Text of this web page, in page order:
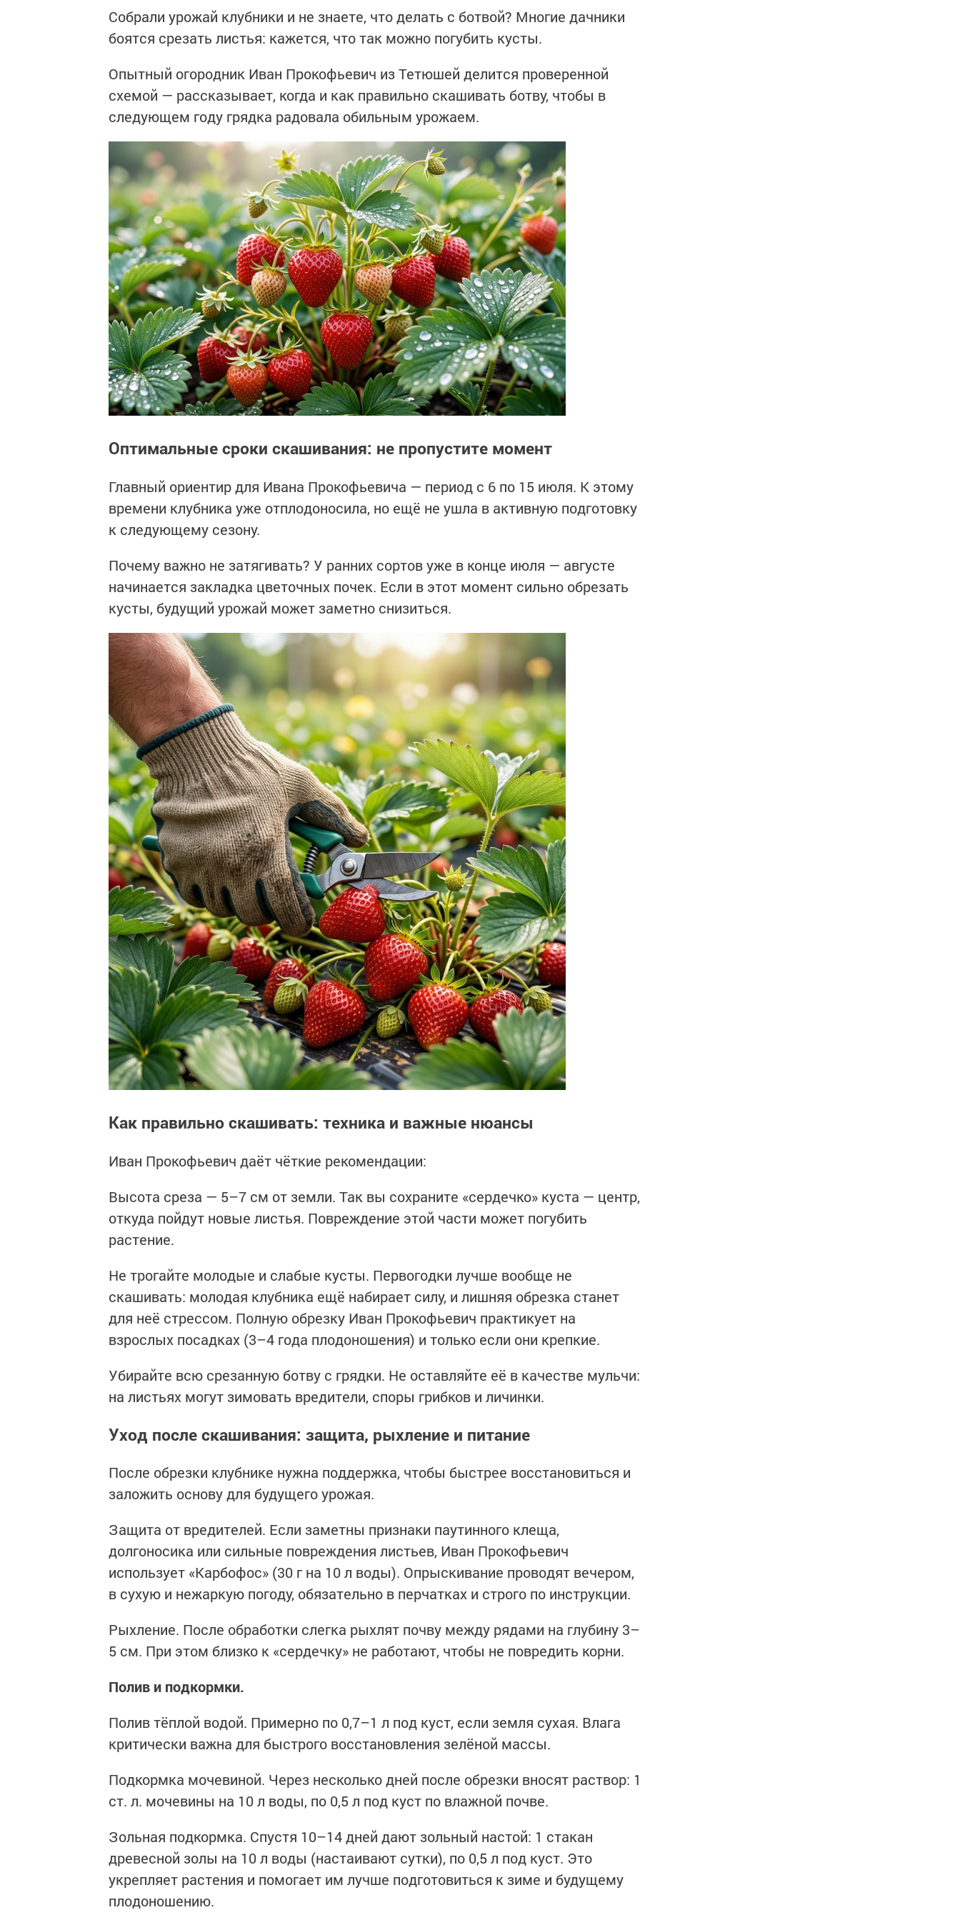
Собрали урожай клубники и не знаете, что делать с ботвой? Многие дачники
боятся срезать листья: кажется, что так можно погубить кусты.
Опытный огородник Иван Прокофьевич из Тетюшей делится проверенной
схемой — рассказывает, когда и как правильно скашивать ботву, чтобы в
следующем году грядка радовала обильным урожаем.
Оптимальные сроки скашивания: не пропустите момент
Главный ориентир для Ивана Прокофьевича — период с 6 по 15 июля. К этому
времени клубника уже отплодоносила, но ещё не ушла в активную подготовку
к следующему сезону.
Почему важно не затягивать? У ранних сортов уже в конце июля — августе
начинается закладка цветочных почек. Если в этот момент сильно обрезать
кусты, будущий урожай может заметно снизиться.
Как правильно скашивать: техника и важные нюансы
Иван Прокофьевич даёт чёткие рекомендации:
Высота среза — 5–7 см от земли. Так вы сохраните «сердечко» куста — центр,
откуда пойдут новые листья. Повреждение этой части может погубить
растение.
Не трогайте молодые и слабые кусты. Первогодки лучше вообще не
скашивать: молодая клубника ещё набирает силу, и лишняя обрезка станет
для неё стрессом. Полную обрезку Иван Прокофьевич практикует на
взрослых посадках (3–4 года плодоношения) и только если они крепкие.
Убирайте всю срезанную ботву с грядки. Не оставляйте её в качестве мульчи:
на листьях могут зимовать вредители, споры грибков и личинки.
Уход после скашивания: защита, рыхление и питание
После обрезки клубнике нужна поддержка, чтобы быстрее восстановиться и
заложить основу для будущего урожая.
Защита от вредителей. Если заметны признаки паутинного клеща,
долгоносика или сильные повреждения листьев, Иван Прокофьевич
использует «Карбофос» (30 г на 10 л воды). Опрыскивание проводят вечером,
в сухую и нежаркую погоду, обязательно в перчатках и строго по инструкции.
Рыхление. После обработки слегка рыхлят почву между рядами на глубину 3–
5 см. При этом близко к «сердечку» не работают, чтобы не повредить корни.
Полив и подкормки.
Полив тёплой водой. Примерно по 0,7–1 л под куст, если земля сухая. Влага
критически важна для быстрого восстановления зелёной массы.
Подкормка мочевиной. Через несколько дней после обрезки вносят раствор: 1
ст. л. мочевины на 10 л воды, по 0,5 л под куст по влажной почве.
Зольная подкормка. Спустя 10–14 дней дают зольный настой: 1 стакан
древесной золы на 10 л воды (настаивают сутки), по 0,5 л под куст. Это
укрепляет растения и помогает им лучше подготовиться к зиме и будущему
плодоношению.